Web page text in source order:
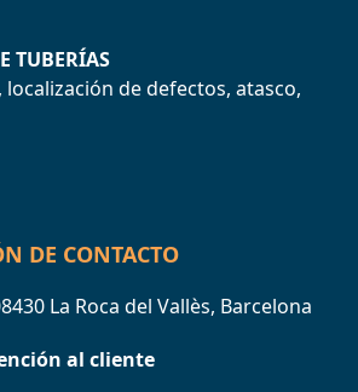
TUBERÍAS
localización de defectos, atasco,
DE CONTACTO
La Roca del Vallès, Barcelona
al cliente